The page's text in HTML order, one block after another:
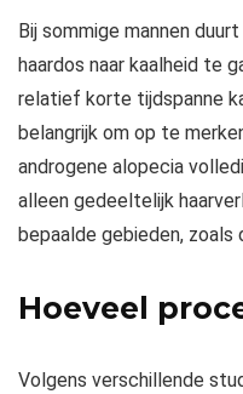
Bij sommige mannen
haardos naar kaalheid te
relatief korte tijdspanne
belangrijk om op te
androgene alopecia
alleen gedeeltelijk
bepaalde gebieden, zoals
Hoeveel
Volgens verschillende